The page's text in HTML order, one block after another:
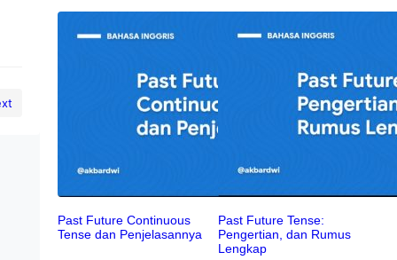
Past Future Continuous
Tense dan Penjelasannya
Past Future Tense:
Pengertian, dan Rumus
Lengkap